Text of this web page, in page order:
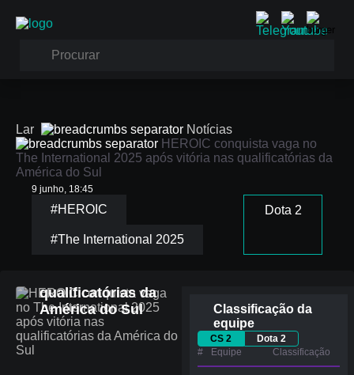
Lar
Notícias
HEROIC conquista vaga no
The International 2025 após vitória nas qualificatórias da
América do Sul
9 junho, 18:45
#HEROIC
#The International 2025
Dota 2
vaga no The
qualificatórias da
América do Sul
Classificação da
equipe
CS 2
Dota 2
#
Equipe Сlassificação